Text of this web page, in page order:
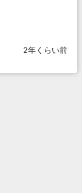
2年くらい前